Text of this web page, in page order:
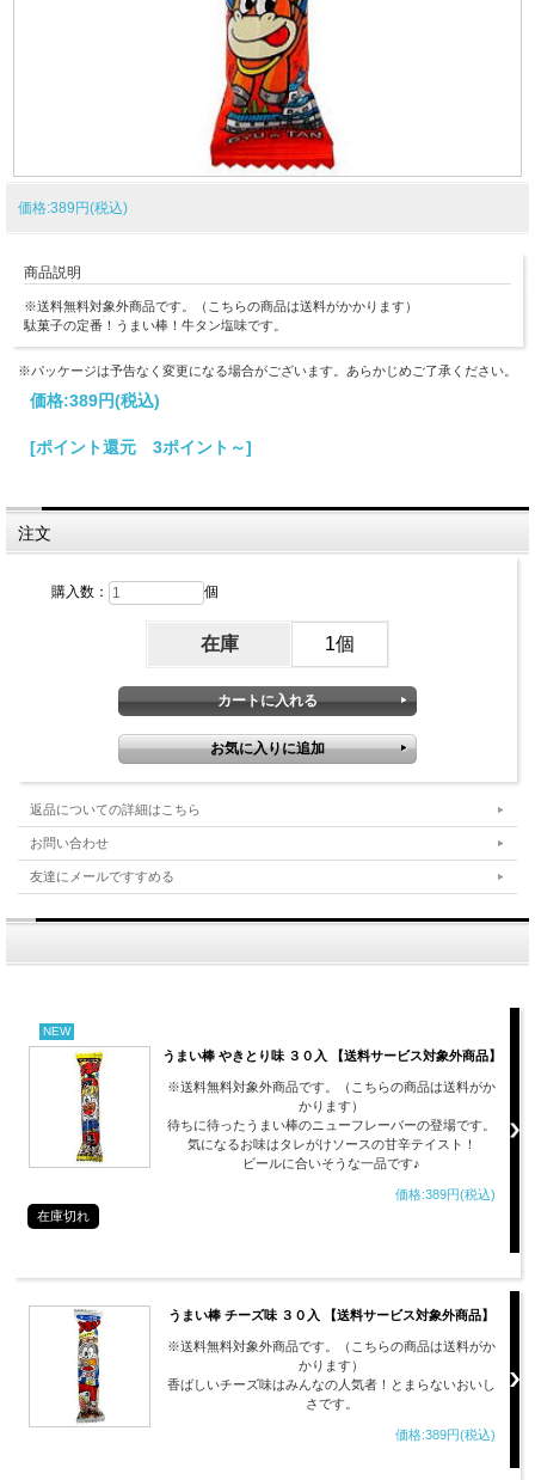
価格:389円(税込)
商品説明
※送料無料対象外商品です。（こちらの商品は送料がかかります）
駄菓子の定番！うまい棒！牛タン塩味です。
※パッケージは予告なく変更になる場合がございます。あらかじめご了承ください。
価格:389円(税込)
[ポイント還元 3ポイント～]
注文
購入数： 個
在庫 1個
返品についての詳細はこちら
お問い合わせ
友達にメールですすめる
NEW
うまい棒 やきとり味 ３０入 【送料サービス対象外商品】
※送料無料対象外商品です。（こちらの商品は送料がか
かります）
待ちに待ったうまい棒のニューフレーバーの登場です。
気になるお味はタレがけソースの甘辛テイスト！
ビールに合いそうな一品です♪
価格:389円(税込)
在庫切れ
うまい棒 チーズ味 ３０入 【送料サービス対象外商品】
※送料無料対象外商品です。（こちらの商品は送料がか
かります）
香ばしいチーズ味はみんなの人気者！とまらないおいし
さです。
価格:389円(税込)